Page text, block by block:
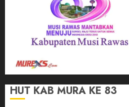
HUT KAB MURA KE 83